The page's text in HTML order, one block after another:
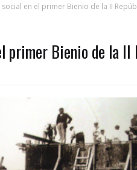
en el primer Bienio de la II
Bienio de la II